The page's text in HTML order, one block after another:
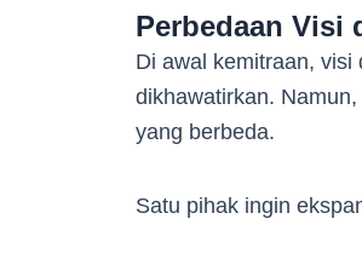
Perbedaan Visi
Di awal kemitraan, visi
dikhawatirkan.
yang berbeda.
Satu pihak ingin